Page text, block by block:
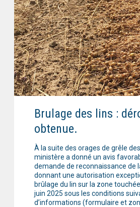
Brulage des lins :
obtenue.
À la suite des orages de grêle
ministère a donné un avis
demande de reconnaissance de
donnant une autorisation
brûlage du lin sur la zone
juin 2025 sous les conditions
d’informations (formulaire et